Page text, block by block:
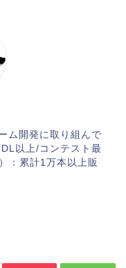
ム開発に取り組んで
以上/コンテスト最
：累計1万本以上販